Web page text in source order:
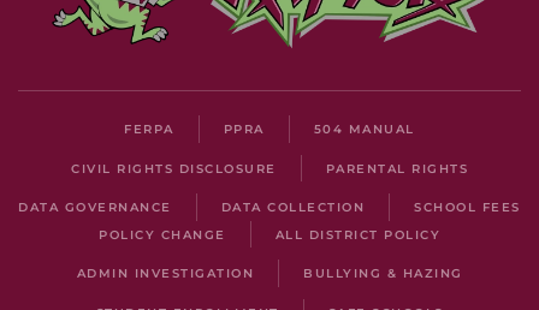
FERPA PPRA 504 MANUAL
CIVIL RIGHTS DISCLOSURE PARENTAL RIGHTS
DATA GOVERNANCE DATA COLLECTION
SCHOOL FEES
POLICY CHANGE
ALL DISTRICT POLICY
ADMIN INVESTIGATION BULLYING & HAZING